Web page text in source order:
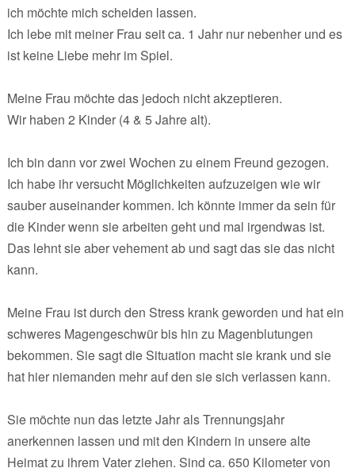
ich möchte mich scheiden lassen.
Ich lebe mit meiner Frau seit ca. 1 Jahr nur nebenher und es
ist keine Liebe mehr im Spiel.
Meine Frau möchte das jedoch nicht akzeptieren.
Wir haben 2 Kinder (4 & 5 Jahre alt).
Ich bin dann vor zwei Wochen zu einem Freund gezogen.
Ich habe ihr versucht Möglichkeiten aufzuzeigen wie wir
sauber auseinander kommen. Ich könnte immer da sein für
die Kinder wenn sie arbeiten geht und mal irgendwas ist.
Das lehnt sie aber vehement ab und sagt das sie das nicht
kann.
Meine Frau ist durch den Stress krank geworden und hat ein
schweres Magengeschwür bis hin zu Magenblutungen
bekommen. Sie sagt die Situation macht sie krank und sie
hat hier niemanden mehr auf den sie sich verlassen kann.
Sie möchte nun das letzte Jahr als Trennungsjahr
anerkennen lassen und mit den Kindern in unsere alte
Heimat zu ihrem Vater ziehen. Sind ca. 650 Kilometer von